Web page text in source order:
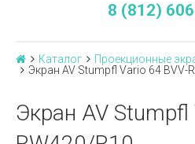
8 (812)
Каталог Проекционные
Экран AV Stumpfl Vario 64 BVV-
Экран AV Stumpfl